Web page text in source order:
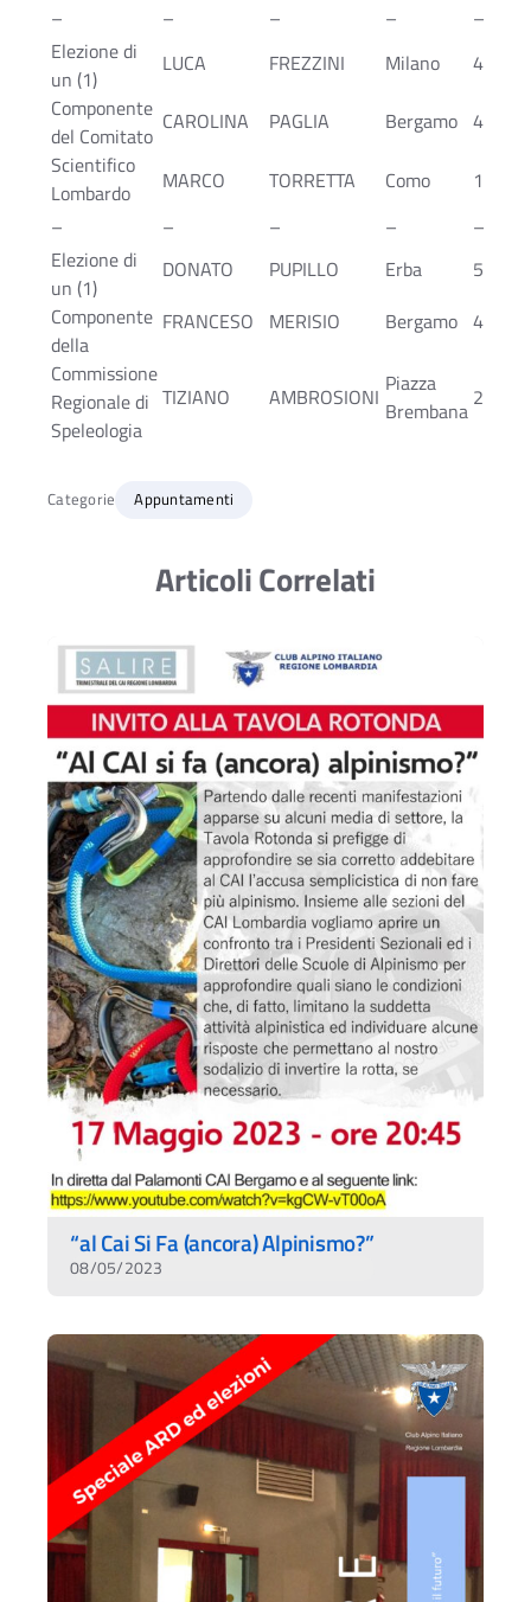
– – – –
–
Elezione di
un (1)
Componente
del Comitato
Scientifico
Lombardo
LUCA FREZZINI Milano 4
CAROLINA PAGLIA Bergamo 4
MARCO TORRETTA Como
1
–
– – –
–
Elezione di
un (1)
Componente
della
Commissione
Regionale di
Speleologia
DONATO PUPILLO Erba
5
FRANCESO
MERISIO Bergamo 4
TIZIANO AMBROSIONI Piazza
Brembana 2
Categorie Appuntamenti
Articoli Correlati
“al Cai Si Fa (ancora) Alpinismo?”
08/05/2023